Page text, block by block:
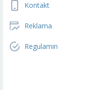
Kontakt
Reklama
Regulamin